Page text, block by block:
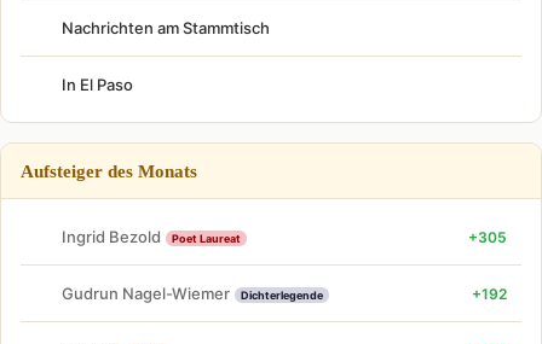
Nachrichten am Stammtisch
In El Paso
Aufsteiger des Monats
Ingrid Bezold Poet Laureat +305
Gudrun Nagel-Wiemer Dichterlegende +192